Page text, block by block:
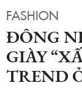
FASHION
ĐÔNG
GIÀY
TREND